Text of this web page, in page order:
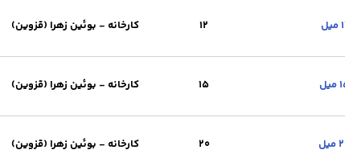
: کارخانه - بوئین زهرا (قزوین) وزن (kg) : 188.40 برند :آریان فولاد 12 کارخانه - بوئین زهرا (قزوین)
: کارخانه - بوئین زهرا (قزوین) وزن (kg) : 226.08 برند :آریان فولاد 15 کارخانه - بوئین زهرا (قزوین)
: کارخانه - بوئین زهرا (قزوین) وزن (kg) : 282.60 برند :آریان فولاد 20 کارخانه - بوئین زهرا (قزوین)